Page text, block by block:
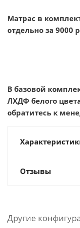
Матрас в
отдельно за 9000
В базовой
ЛХДФ белого
обратитесь к
Отзывы
Другие